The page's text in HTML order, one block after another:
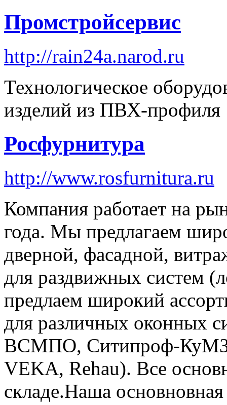
Промстройсервис
http://rain24a.narod.ru
Технологическое
изделий из ПВХ-профиля
Росфурнитура
http://www.rosfurnitura.ru
Компания работает на
года. Мы предлагаем
дверной, фасадной,
для раздвижных систем
предлаем широкий
для различных оконных
ВСМПО, Ситипроф-
VEKA, Rehau). Все
складе.Наша